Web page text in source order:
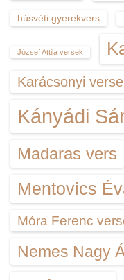
húsvéti gyerekvers
József Attila versek
Karácsonyi
Kányádi
Madaras vers
Mentovics
Móra Ferenc
Nemes Nagy